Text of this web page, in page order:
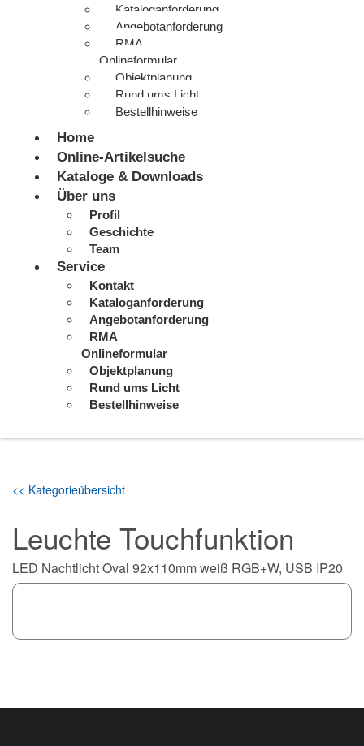
Kataloganforderung
Angebotanforderung
RMA
Onlineformular
Objektplanung
Rund ums Licht
Bestellhinweise
Home
Online-Artikelsuche
Kataloge & Downloads
Über uns
Profil
Geschichte
Team
Service
Kontakt
Kataloganforderung
Angebotanforderung
RMA
Onlineformular
Objektplanung
Rund ums Licht
Bestellhinweise
<< Kategorieübersicht
Leuchte Touchfunktion
LED Nachtlicht Oval 92x110mm weiß RGB+W, USB IP20